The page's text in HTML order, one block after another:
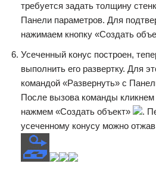
требуется задать толщину
Панели параметров. Для
нажимаем кнопку «Создать
Усеченный конус построен,
выполнить его развертку. Для
командой «Развернуть» с
После вызова команды кликнем
нажмем «Создать объект»
.
усеченному конусу можно